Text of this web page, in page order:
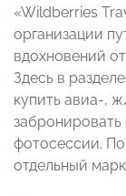
«Wildberries
организации
вдохновений
Здесь в
купить авиа-,
забронировать
фотосессии. По
отдельный